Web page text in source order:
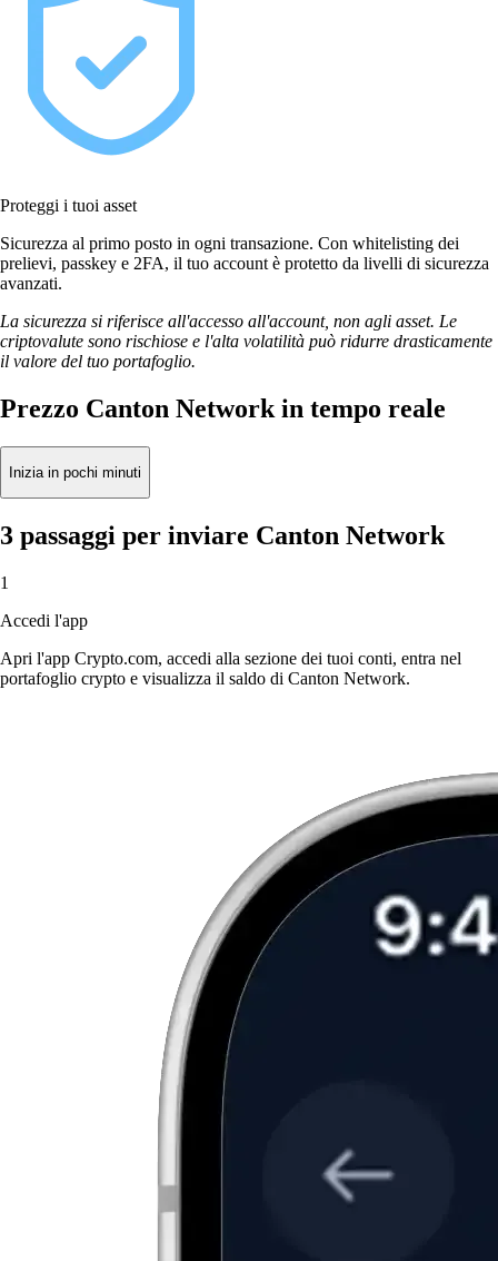
Proteggi i tuoi asset
Sicurezza al primo posto in ogni transazione. Con whitelisting dei
prelievi, passkey e 2FA, il tuo account è protetto da livelli di sicurezza
avanzati.
La sicurezza si riferisce all'accesso all'account, non agli asset. Le
criptovalute sono rischiose e l'alta volatilità può ridurre drasticamente
il valore del tuo portafoglio.
Prezzo Canton Network in tempo reale
Inizia in pochi minuti
3 passaggi per inviare Canton Network
1
Accedi l'app
Apri l'app Crypto.com, accedi alla sezione dei tuoi conti, entra nel
portafoglio crypto e visualizza il saldo di Canton Network.